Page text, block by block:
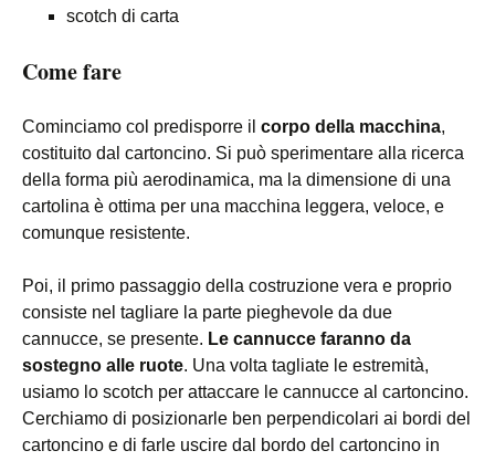
scotch di carta
Come fare
Cominciamo col predisporre il corpo della macchina,
costituito dal cartoncino. Si può sperimentare alla ricerca
della forma più aerodinamica, ma la dimensione di una
cartolina è ottima per una macchina leggera, veloce, e
comunque resistente.
Poi, il primo passaggio della costruzione vera e proprio
consiste nel tagliare la parte pieghevole da due
cannucce, se presente. Le cannucce faranno da
sostegno alle ruote. Una volta tagliate le estremità,
usiamo lo scotch per attaccare le cannucce al cartoncino.
Cerchiamo di posizionarle ben perpendicolari ai bordi del
cartoncino e di farle uscire dal bordo del cartoncino in